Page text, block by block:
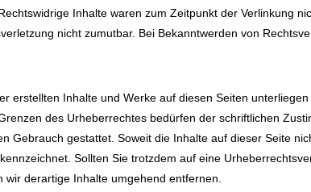
Inhalte waren zum Zeitpunkt der Verlinkung
nicht zumutbar. Bei Bekanntwerden von
erstellten Inhalte und Werke auf diesen Seiten
des Urheberrechtes bedürfen der schriftlichen
Gebrauch gestattet. Soweit die Inhalte auf dieser Seite
Sollten Sie trotzdem auf eine
wir derartige Inhalte umgehend entfernen.